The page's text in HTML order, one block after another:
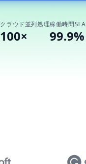
クラウド並列処理
100×
稼働時間SLA
99.9%